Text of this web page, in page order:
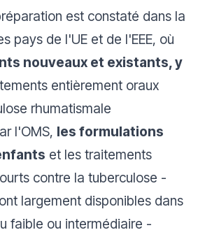
est constaté dans la
pays de l'UE et de l'EEE, où
nouveaux et existants, y
entièrement oraux
rhumatismale
l'OMS, les formulations
et les traitements
contre la tuberculose -
largement disponibles dans
faible ou intermédiaire -